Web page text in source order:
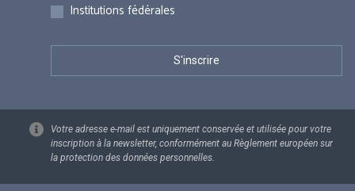
Institutions fédérales
Votre adresse e-mail est uniquement conservée et utilisée pour votre
inscription à la newsletter, conformément au Règlement européen sur
la protection des données personnelles.